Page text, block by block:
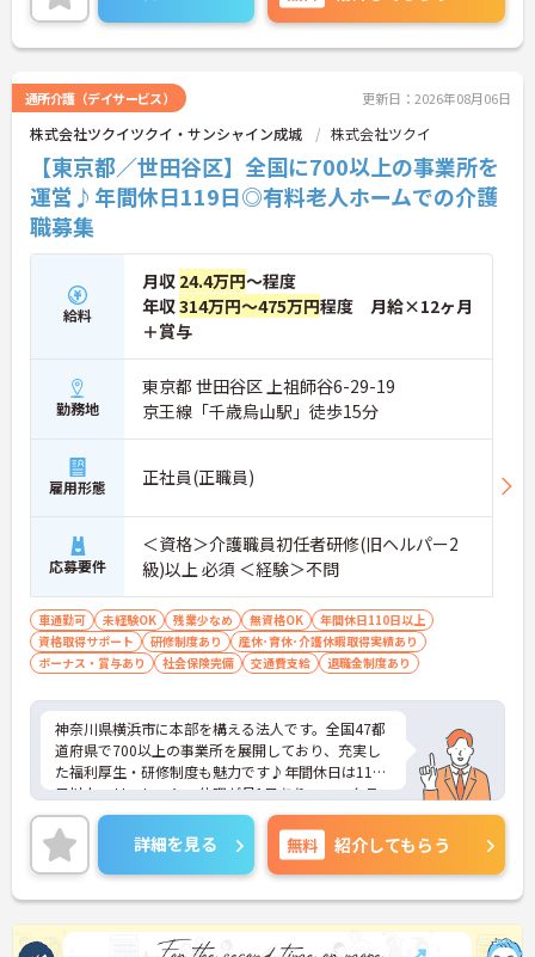
暇もありプライベートとの両立も可能♪
社内研修制度も充実しており、キャリアアップを目
指す方にもおすすめです。
詳細をお話いたしますので、お気軽にご相談くださ
い。
通所介護（デイサービス） 更新日：2026年08月06日
株式会社ツクイツクイ・サンシャイン成城 株式会社ツクイ
【東京都／世田谷区】全国に700以上の事業所を
運営♪年間休日119日◎有料老人ホームでの介護
職募集
給料
月収 24.4万円～程度
年収314万円～475万円程度 月給×12ヶ月
＋賞与
勤務地
東京都 世田谷区 上祖師谷6-29-19
京王線「千歳烏山駅」徒歩15分
雇用形態 正社員(正職員)
応募要件
＜資格＞介護職員初任者研修(旧ヘルパー2
級)以上 必須 ＜経験＞不問
車通勤可 未経験OK 残業少なめ 無資格OK
年間休日110日以上
資格取得サポート
研修制度あり
産休･育休･介護休暇取得実績あり
ボーナス・賞与あり
社会保険完備 交通費支給 退職金制度あり
神奈川県横浜市に本部を構える法人です。全国47都
道府県で700以上の事業所を展開しており、充実し
た福利厚生・研修制度も魅力です♪年間休日は110
日以上、リフレッシュ休暇が月1日あり、ワークラ
イフバランスを重視される方にもおすすめです。ご
興味のある方には、面接対策ポイントなど、さらに
詳細をお話しいたしますのでお気軽にご相談くださ
い！
詳細を見る 無料 紹介してもらう